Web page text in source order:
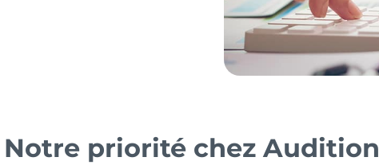
Notre priorité chez Audition